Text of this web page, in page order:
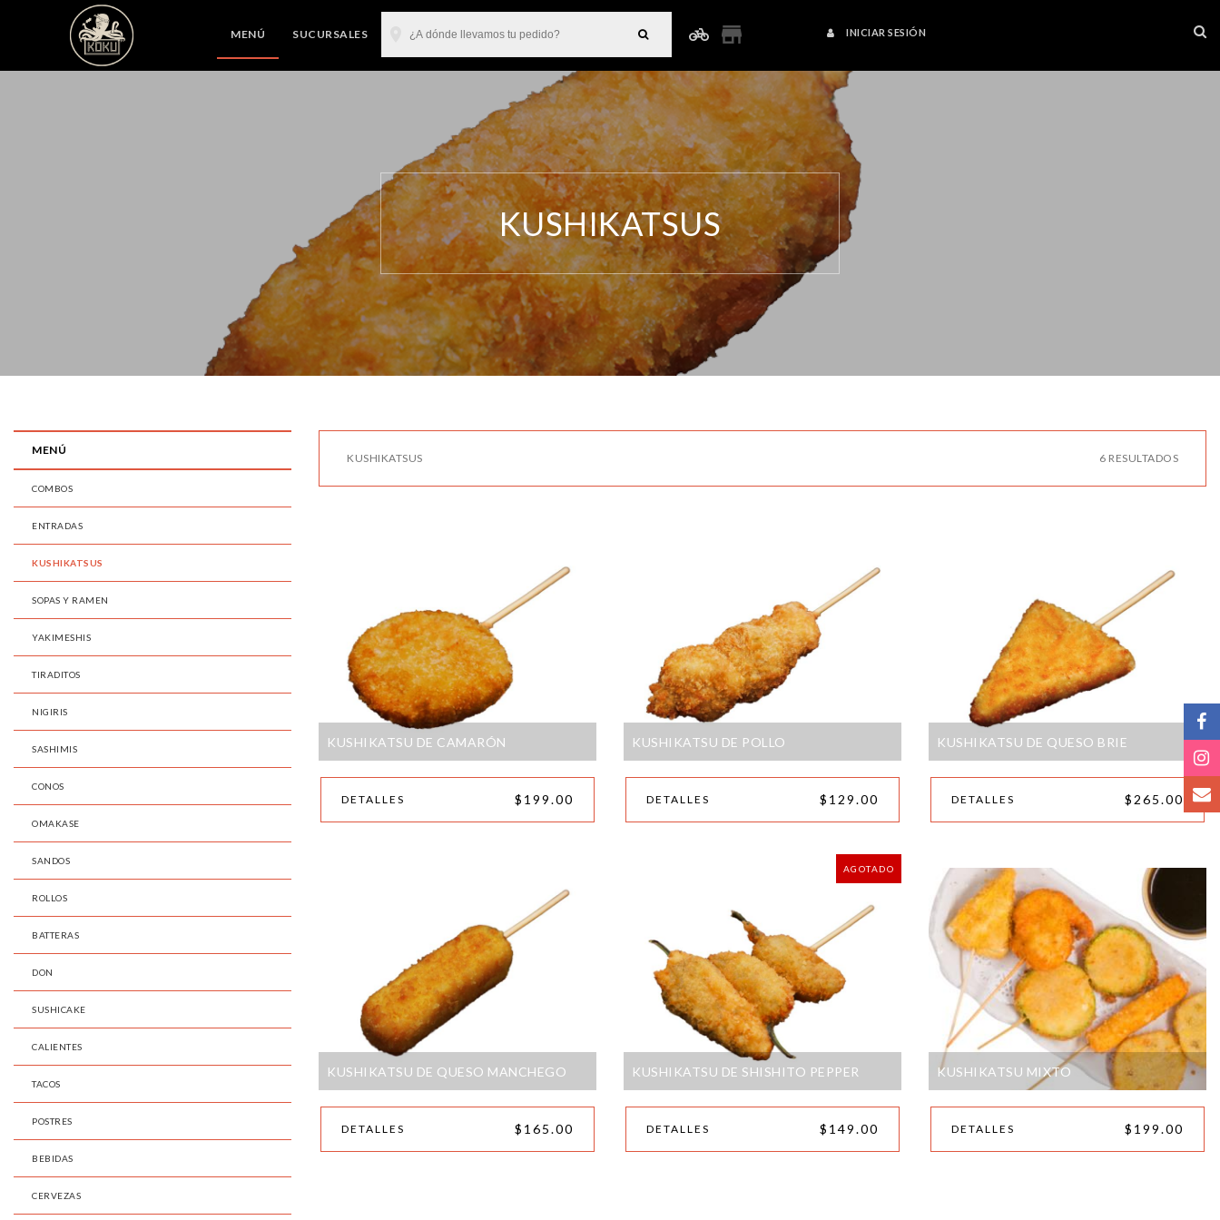
MENÚ SUCURSALES INICIAR SESIÓN
KUSHIKATSUS
KUSHIKATSUS 6 RESULTADOS
KUSHIKATSU DE CAMARÓN
DETALLES $199.00
KUSHIKATSU DE POLLO
DETALLES $129.00
KUSHIKATSU DE QUESO BRIE
DETALLES $265.00
KUSHIKATSU DE QUESO MANCHEGO
DETALLES $165.00
AGOTADO
KUSHIKATSU DE SHISHITO PEPPER
DETALLES $149.00
KUSHIKATSU MIXTO
DETALLES $199.00
MENÚ
COMBOS
ENTRADAS
KUSHIKATSUS
SOPAS Y RAMEN
YAKIMESHIS
TIRADITOS
NIGIRIS
SASHIMIS
CONOS
OMAKASE
SANDOS
ROLLOS
BATTERAS
DON
SUSHICAKE
CALIENTES
TACOS
POSTRES
BEBIDAS
CERVEZAS